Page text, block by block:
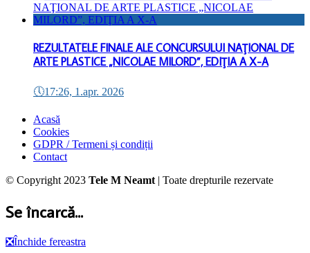
REZULTATELE FINALE ALE CONCURSULUI NAŢIONAL DE
ARTE PLASTICE „NICOLAE MILORD”, EDIŢIA A X-A
🕔17:26, 1.apr. 2026
Acasă
Cookies
GDPR / Termeni și condiții
Contact
© Copyright 2023 Tele M Neamt | Toate drepturile rezervate
Se încarcă...
❎Închide fereastra